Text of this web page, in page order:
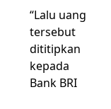
“Lalu uang
tersebut
dititipkan
kepada
Bank BRI